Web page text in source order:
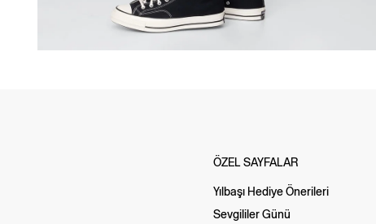
ÖZEL SAYFALAR
Yılbaşı Hediye Önerileri
Sevgililer Günü